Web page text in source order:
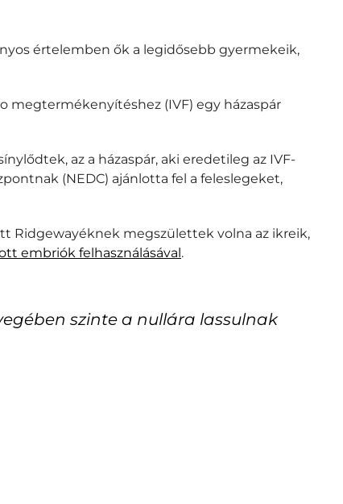
értelemben ők a legidősebb gyermekeik,
megtermékenyítéshez (IVF) egy házaspár
az a házaspár, aki eredetileg az IVF-
(NEDC) ajánlotta fel a feleslegeket,
Ridgewayéknek megszülettek volna az ikreik,
embriók felhasználásával.
szinte a nullára lassulnak